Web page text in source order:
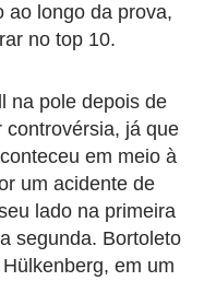
ao longo da prova,
no top 10.
na pole depois de
controvérsia, já que
em meio à
um acidente de
lado na primeira
segunda. Bortoleto
em um